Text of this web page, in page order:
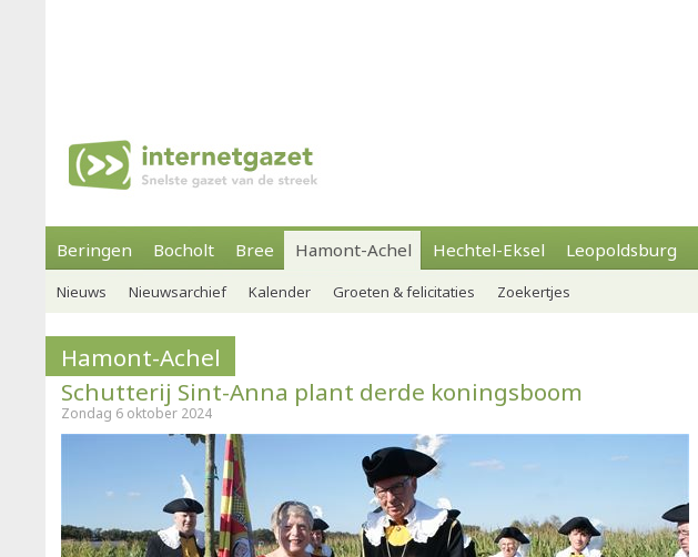
Beringen Bocholt Bree Hamont-Achel Hechtel-Eksel Leopoldsburg
Nieuws Nieuwsarchief Kalender Groeten & felicitaties Zoekertjes
Hamont-Achel
Schutterij Sint-Anna plant derde koningsboom
Zondag 6 oktober 2024